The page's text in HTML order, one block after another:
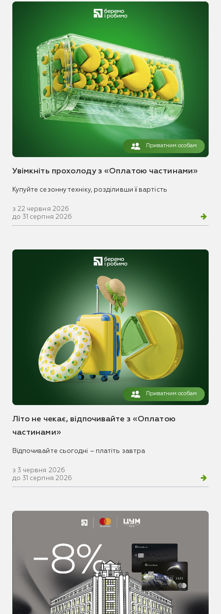
Приватним особам
Увімкніть прохолоду з «Оплатою частинами»
Купуйте сезонну техніку, розділивши її вартість
з 22 червня 2026
до 31 серпня 2026
Приватним особам
Літо не чекає, відпочивайте з «Оплатою
частинами»
Відпочивайте сьогодні – платіть завтра
з 3 червня 2026
до 31 серпня 2026